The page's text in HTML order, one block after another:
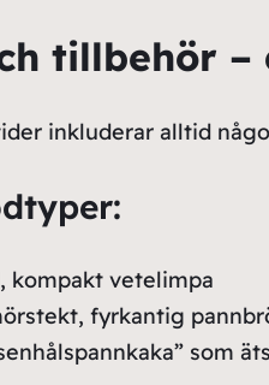
tillbehör –
inkluderar alltid
kompakt vetelimpa
fyrkantig
som